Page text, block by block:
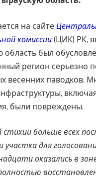
на сайте
комиссии (ЦИК) РК,
область был
регион серьезно
весенних паводков.
были повреждены.
больше всех
участка для
оказались в